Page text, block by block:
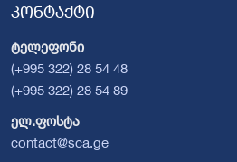
კონტაქტი
ტელეფონი
(+995 322) 28 54 48
(+995 322) 28 54 89
ელ.ფოსტა
contact@sca.ge